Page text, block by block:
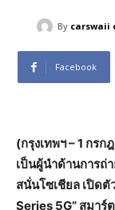
By carswaii
Facebook
(กรุงเทพฯ –1 กรก
เป็นผู้นำด้านการถ่
สนั่นโซเชียล เปิดตั
Series 5G” สมาร์